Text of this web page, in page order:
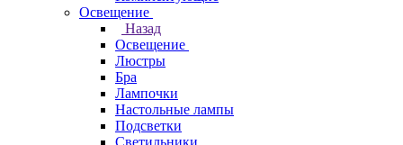
Освещение
Назад
Освещение
Люстры
Бра
Лампочки
Настольные лампы
Подсветки
Светильники